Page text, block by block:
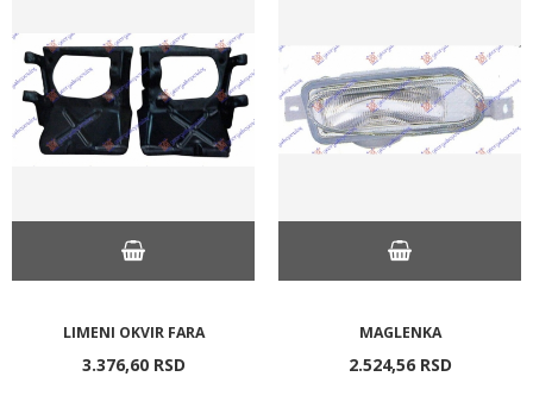
LIMENI OKVIR FARA
3.376,60 RSD
MAGLENKA
2.524,56 RSD